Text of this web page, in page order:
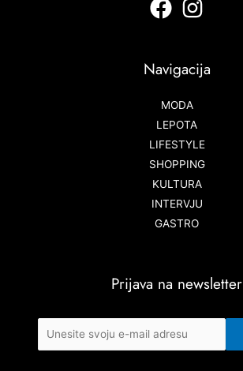
Navigacija
MODA
LEPOTA
LIFESTYLE
SHOPPING
KULTURA
INTERVJU
GASTRO
Prijava na newsletter